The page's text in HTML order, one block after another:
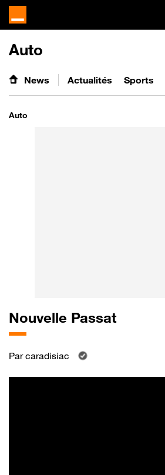
Auto
News Actualités Sports
Auto
Nouvelle Passat
Parcaradisiac